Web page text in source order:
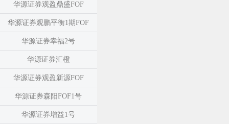
华源证券观盈鼎盛FOF
华源证券观鹏平衡1期FOF
华源证券幸福2号
华源证券汇橙
华源证券观盈新源FOF
华源证券森阳FOF1号
华源证券增益1号